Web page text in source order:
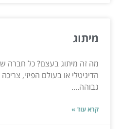
מיתוג
מה זה מיתוג בעצם? כל חברה
הדיגיטלי או בעולם הפיזי,
גבוהה....
קרא עוד »